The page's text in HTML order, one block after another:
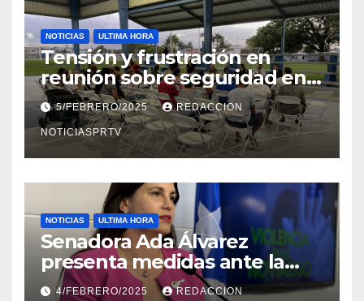
NOTICIAS ULTIMA HORA
Tensión y frustración en
reunión sobre seguridad en
Reparto Metropolitano
5/FEBRERO/2025 REDACCION
NOTICIASPRTV
NOTICIAS ULTIMA HORA
Senadora Ada Álvarez
presenta medidas ante la
violencia en el noviazgo
4/FEBRERO/2025 REDACCION